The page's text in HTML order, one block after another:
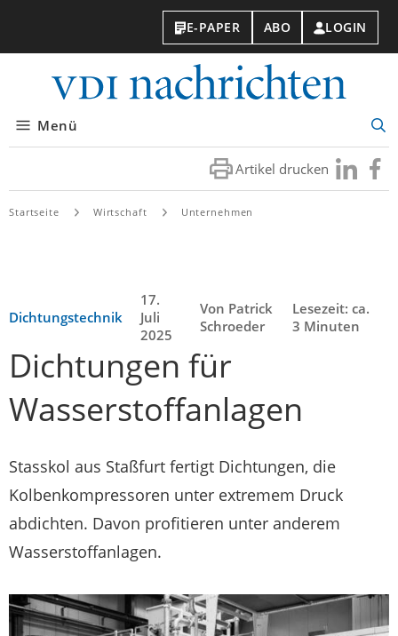
E-PAPER ABO LOGIN
Menü
Artikel drucken Besuchen
Sie
Sie
Startseite Wirtschaft Unternehmen
Dichtungstechnik
17.
Juli
2025
Von Patrick
Schroeder
Lesezeit: ca.
3 Minuten
Dichtungen für
Wasserstoffanlagen
Stasskol aus Staßfurt fertigt Dichtungen, die
Kolbenkompressoren unter extremem Druck
abdichten. Davon profitieren unter anderem
Wasserstoffanlagen.